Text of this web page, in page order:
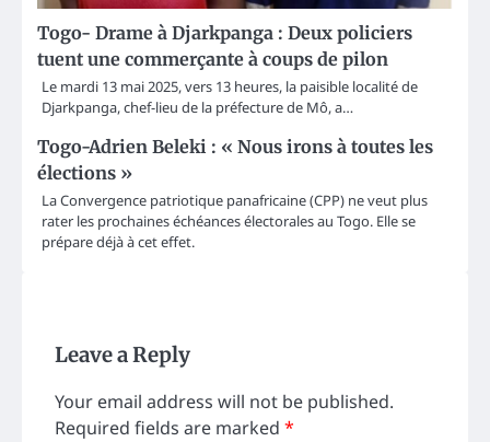
Togo- Drame à Djarkpanga : Deux policiers
tuent une commerçante à coups de pilon
Le mardi 13 mai 2025, vers 13 heures, la paisible localité de
Djarkpanga, chef-lieu de la préfecture de Mô, a…
Togo-Adrien Beleki : « Nous irons à toutes les
élections »
La Convergence patriotique panafricaine (CPP) ne veut plus
rater les prochaines échéances électorales au Togo. Elle se
prépare déjà à cet effet.
Leave a Reply
Your email address will not be published.
Required fields are marked *